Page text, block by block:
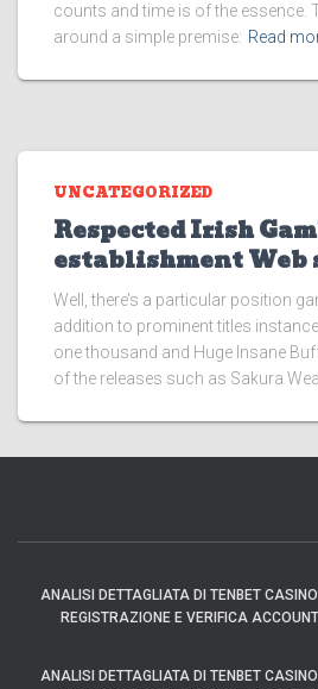
counts and time is of the essence.
around a simple premise: Read
UNCATEGORIZED
Respected Irish
establishment Web
Well, there’s a particular position
addition to prominent titles
one thousand and Huge Insane
of the releases such as Sakura
ANALISI DETTAGLIATA DI TENBET
REGISTRAZIONE E VERIFICA
ANALISI DETTAGLIATA DI TENBET